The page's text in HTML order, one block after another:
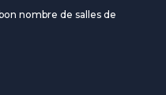
nombre de salles de